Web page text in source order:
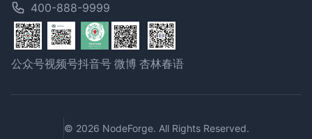
400-888-9999
公众号视频号抖音号 微博 杏林春语
© 2026 NodeForge. All Rights Reserved.